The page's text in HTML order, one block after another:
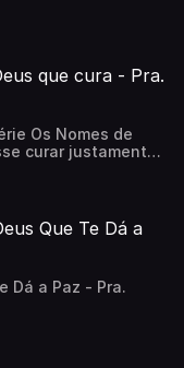
que cura - Pra.
Os Nomes de
descobrimos como
ali, no cenário da
"Eu sou
começa nas feridas
restaura o
até o
as águas de Mara
Que Te Dá a
Dá a Paz - Pra.